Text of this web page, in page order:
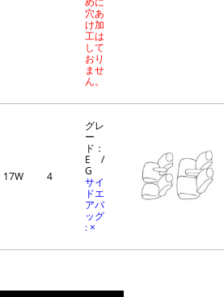
穴あ
け加
工は
して
おり
ませ
ん。
17W 4
グレ
ー
ド：
E /
G
サイ
ドエ
アバ
ッグ
: ×